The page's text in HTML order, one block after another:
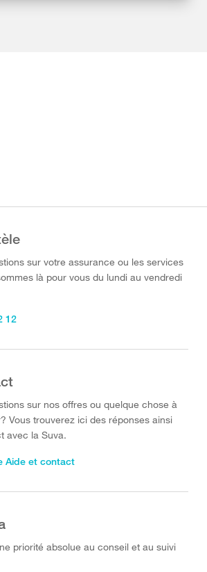
sur votre assurance ou les services
là pour vous du lundi au vendredi
12
sur nos offres ou quelque chose à
Vous trouverez ici des réponses ainsi
avec la Suva.
Aide et contact
priorité absolue au conseil et au suivi